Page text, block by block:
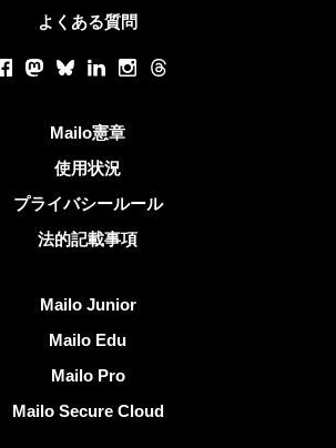
よくある質問
Facebook
Mastodon
BlueskyLinkedInInstagram
Threads
Mailo憲章
使用状況
プライバシールール
法的記載事項
Mailo Junior
Mailo Edu
Mailo Pro
Mailo Secure Cloud